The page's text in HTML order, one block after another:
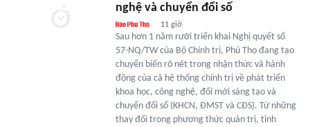
nghệ và chuyển đổi số
11 giờ
Sau hơn 1 năm rưỡi triển khai Nghị quyết số
57-NQ/TW của Bộ Chính trị, Phú Thọ đang tạo
chuyển biến rõ nét trong nhận thức và hành
động của cả hệ thống chính trị về phát triển
khoa học, công nghệ, đổi mới sáng tạo và
chuyển đổi số (KHCN, ĐMST và CĐS). Từ những
thay đổi trong phương thức quản trị, tỉnh